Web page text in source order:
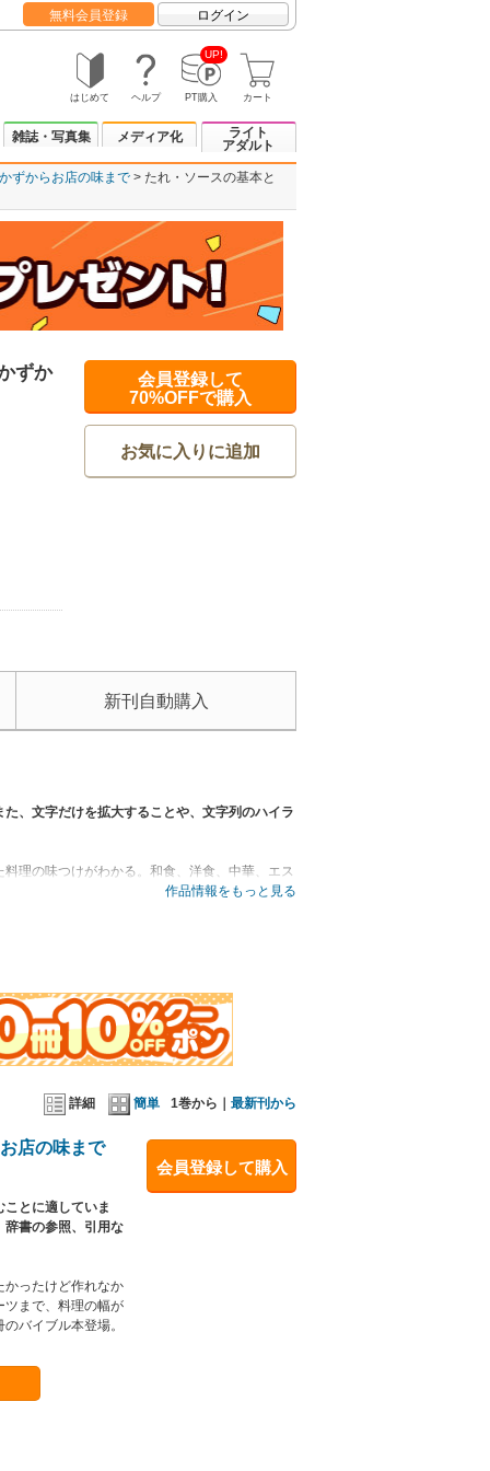
無料会員登録 ログイン
はじめて ヘルプ
UP!
PT購入 カート
雑誌・写真集 メディア化
ライト
アダルト
ずからお店の味まで たれ・ソースの基本と
ずか
会員登録して
70%OFFで購入
お気に入りに追加
新刊自動購入
、文字だけを拡大することや、文字列のハイラ
理の味つけがわかる。和食、洋食、中華、エス
家に一冊のバイブル本登場。作品情報をもっと見る
詳細 簡単 1巻から｜ 最新刊から
会員登録して購入
店の味まで
とに適していま
辞書の参照、引用な
かったけど作れなか
ツまで、料理の幅が
バイブル本登場。